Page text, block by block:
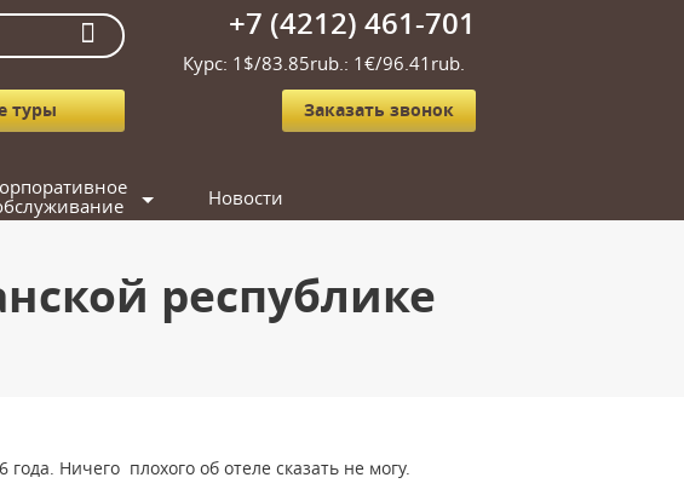
туры
+7 (4212) 461-701
Курс: 1$/83.85rub.: 1€/96.41rub.
Заказать звонок
Новости
республике
Ничего плохого об отеле сказать не могу.